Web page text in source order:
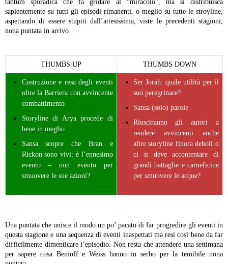
tantum sporadica che fa gridare al “miracolo”, ma si distribuisca
sapientemente su tutti gli episodi rimanenti, o meglio su tutte le stroyline,
aspettando di essere stupiti dall’attesissima, viste le precedenti stagioni,
nona puntata in arrivo.
THUMBS UP THUMBS DOWN
Costruzione e resa degli eventi
oltre la Barriera con avvincente
combattimento
Storyline di Arya procede di
bene in meglio
Sansa scopre che Bran e
Rickon sono vivi: è l’ennesimo
evento – non evento per
smuovere le sue azioni?
Ser Jorah: quale utilità per il
suo peregrinare?
Sansa (solo) parole
Riusciranno gli autori a
rendere avvincenti anche
altre storyline finora deboli o
ci si deve accontentare di
grandi battaglie e carneficine
per smuovere le acque?
Una puntata che unisce il modo un po’ pacato di far progredire gli eventi in
questa stagione e una sequenza di eventi inaspettati ma resi così bene da far
difficilmente dimenticare l’episodio. Non resta che attendere una settimana
per sapere cosa Benioff e Weiss hanno in serbo per la temibile nona